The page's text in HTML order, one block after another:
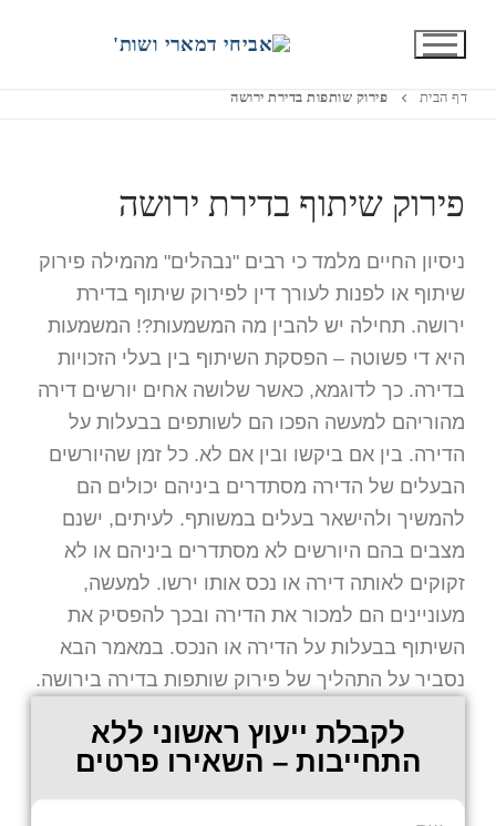
פירוק שותפות בדירת ירושה
דף הבית פירוק שותפות בדירת ירושה
פירוק שיתוף בדירת ירושה
ניסיון החיים מלמד כי רבים "נבהלים" מהמילה פירוק
שיתוף או לפנות לעורך דין לפירוק שיתוף בדירת
ירושה. תחילה יש להבין מה המשמעות?! המשמעות
היא די פשוטה – הפסקת השיתוף בין בעלי הזכויות
בדירה. כך לדוגמא, כאשר שלושה אחים יורשים דירה
מהוריהם למעשה הפכו הם לשותפים בבעלות על
הדירה. בין אם ביקשו ובין אם לא. כל זמן שהיורשים
הבעלים של הדירה מסתדרים ביניהם יכולים הם
להמשיך ולהישאר בעלים במשותף. לעיתים, ישנם
מצבים בהם היורשים לא מסתדרים ביניהם או לא
זקוקים לאותה דירה או נכס אותו ירשו. למעשה,
מעוניינים הם למכור את הדירה ובכך להפסיק את
השיתוף בבעלות על הדירה או הנכס. במאמר הבא
נסביר על התהליך של פירוק שותפות בדירה בירושה.
לקבלת ייעוץ ראשוני ללא
התחייבות – השאירו פרטים